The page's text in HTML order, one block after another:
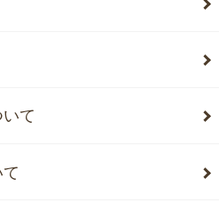
て